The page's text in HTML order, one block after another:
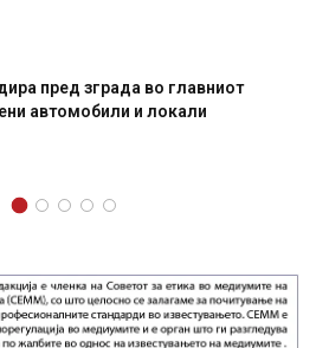
во главниот
и локали
И Данска